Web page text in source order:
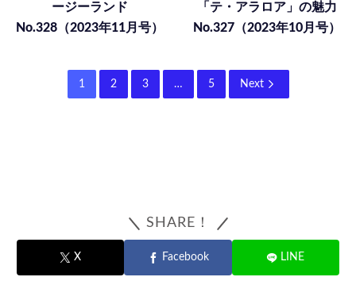
ージーランド
No.328（2023年11月号）
「テ・アラロア」の魅力
No.327（2023年10月号）
1 2 3 … 5 Next
SHARE！
X Facebook LINE